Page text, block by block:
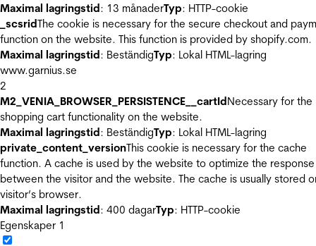
Maximal lagringstid: 13 månaderTyp: HTTP-cookie
_scsridThe cookie is necessary for the secure checkout and
function on the website. This function is provided by shopify.com.
Maximal lagringstid: BeständigTyp: Lokal HTML-lagring
www.garnius.se
2
M2_VENIA_BROWSER_PERSISTENCE__cartIdNecessary for the
shopping cart functionality on the website.
Maximal lagringstid: BeständigTyp: Lokal HTML-lagring
private_content_versionThis cookie is necessary for the cache
function. A cache is used by the website to optimize the
between the visitor and the website. The cache is usually stored
visitor’s browser.
Maximal lagringstid: 400 dagarTyp: HTTP-cookie
Egenskaper 1